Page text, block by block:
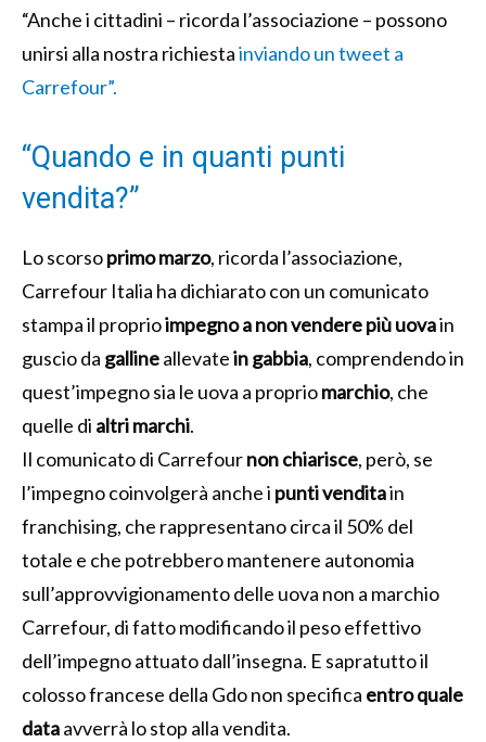
“Anche i cittadini – ricorda l’associazione – possono
unirsi alla nostra richiestainviando un tweet a
Carrefour”.
“Quando e in quanti punti
vendita?”
Lo scorsoprimo marzo, ricorda l’associazione,
Carrefour Italia ha dichiarato con un comunicato
stampa il proprioimpegnoa non vendere più uovain
guscio da gallineallevatein gabbia, comprendendo in
quest’impegno sia le uova a propriomarchio, che
quelle di altri marchi.
Il comunicato di Carrefournon chiarisce, però, se
l’impegno coinvolgerà anche i punti venditain
franchising, che rappresentano circa il 50% del
totale e che potrebbero mantenere autonomia
sull’approvvigionamento delle uova non a marchio
Carrefour, di fatto modificando il peso effettivo
dell’impegno attuato dall’insegna. E sapratutto il
colosso francese della Gdo non specifica entro quale
dataavverrà lo stop alla vendita.